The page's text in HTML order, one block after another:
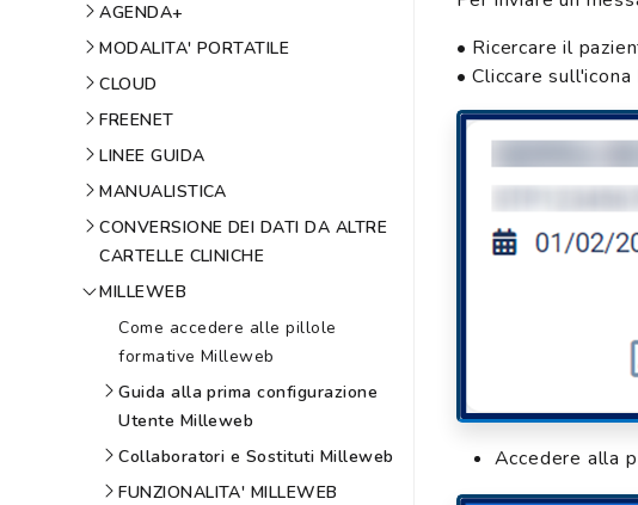
AGENDA+
MODALITA' PORTATILE
CLOUD
FREENET
LINEE GUIDA
MANUALISTICA
CONVERSIONE DEI DATI DA ALTRE
CARTELLE CLINICHE
MILLEWEB
Come accedere alle pillole
formative Milleweb
Guida alla prima configurazione
Utente Milleweb
Collaboratori e Sostituti Milleweb
FUNZIONALITA' MILLEWEB
• Ricercare il
• Cliccare
Accedere alla